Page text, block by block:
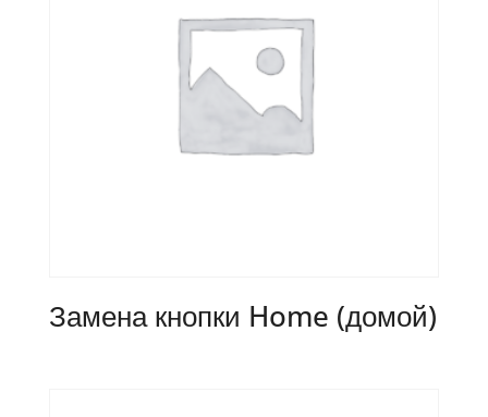
Замена кнопки Home (домой)